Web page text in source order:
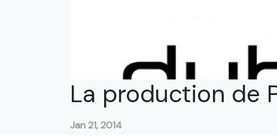
La production de
Jan 21, 2014